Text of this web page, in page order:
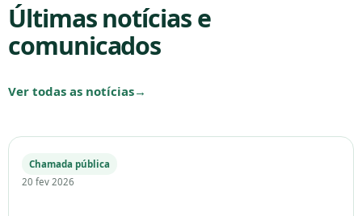
Últimas notícias e
comunicados
Ver todas as notícias→
Chamada pública
20 fev 2026